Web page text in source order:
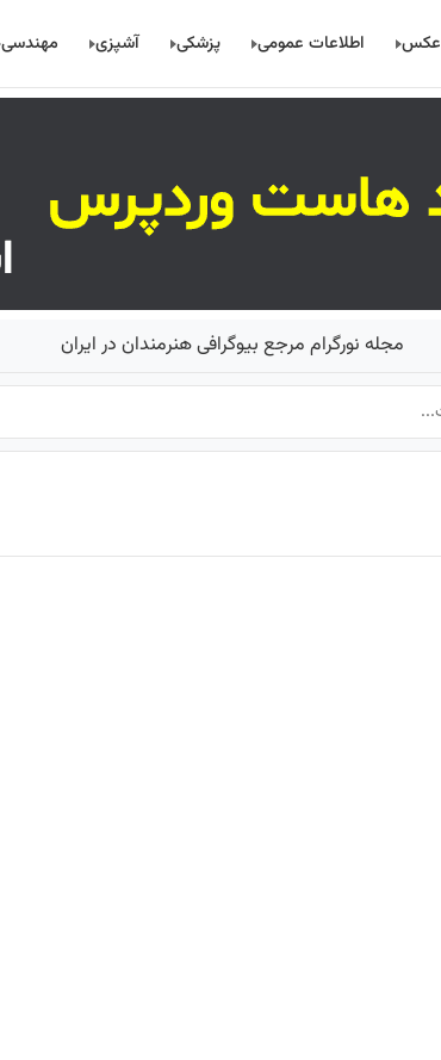
عکس اطلاعات عمومی پزشکی آشپزی مهندسی
مجله نورگرام مرجع بیوگرافی هنرمندان در ایران